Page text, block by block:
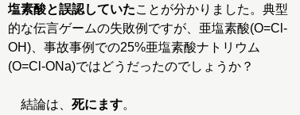
塩素酸と誤認していたことが分かりました。典型
的な伝言ゲームの失敗例ですが、亜塩素酸(O=Cl-
OH)、事故事例での25%亜塩素酸ナトリウム
(O=Cl-ONa)ではどうだったのでしょうか？
結論は、 死にます。